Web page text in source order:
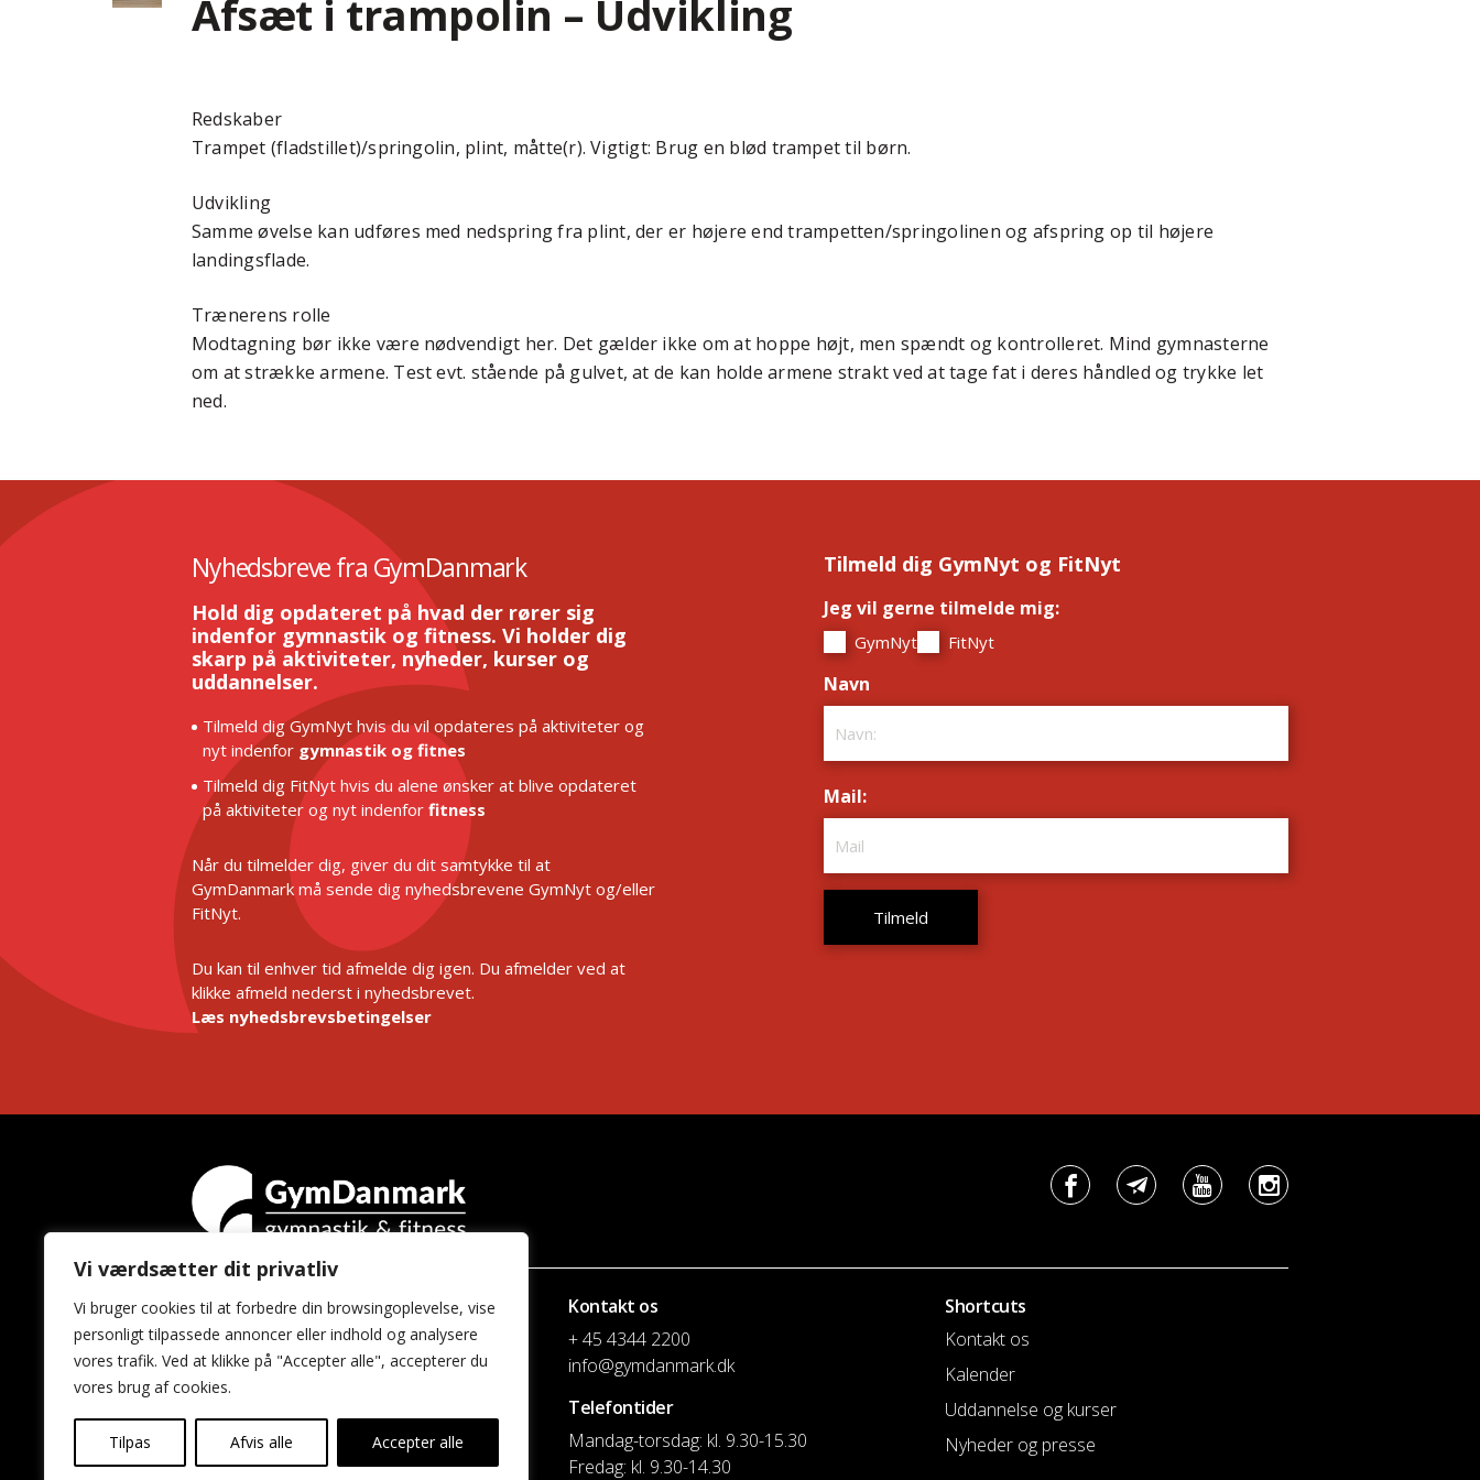
Vi værdsætter dit privatliv
Vi bruger cookies til at forbedre din browsingoplevelse, vise
personligt tilpassede annoncer eller indhold og analysere
vores trafik. Ved at klikke på "Accepter alle", accepterer du
vores brug af cookies.
Tilpas Afvis alle Accepter alle
Afsæt i trampolin – Udvikling
Redskaber
Trampet (fladstillet)/springolin, plint, måtte(r). Vigtigt: Brug en blød trampet til børn.
Udvikling
Samme øvelse kan udføres med nedspring fra plint, der er højere end trampetten/springolinen og afspring op til højere
landingsflade.
Trænerens rolle
Modtagning bør ikke være nødvendigt her. Det gælder ikke om at hoppe højt, men spændt og kontrolleret. Mind gymnasterne
om at strække armene. Test evt. stående på gulvet, at de kan holde armene strakt ved at tage fat i deres håndled og trykke let
ned.
Nyhedsbreve fra GymDanmark
Hold dig opdateret på hvad der rører sig
indenfor gymnastik og fitness. Vi holder dig
skarp på aktiviteter, nyheder, kurser og
uddannelser.
Tilmeld dig GymNyt hvis du vil opdateres på aktiviteter og
nyt indenfor gymnastik og fitnes
Tilmeld dig FitNyt hvis du alene ønsker at blive opdateret
på aktiviteter og nyt indenfor fitness
Når du tilmelder dig, giver du dit samtykke til at
GymDanmark må sende dig nyhedsbrevene GymNyt og/eller
FitNyt.
Du kan til enhver tid afmelde dig igen. Du afmelder ved at
klikke afmeld nederst i nyhedsbrevet.
Læs nyhedsbrevsbetingelser
Tilmeld dig GymNyt og FitNyt
Jeg vil gerne tilmelde mig:
GymNyt FitNyt
Navn
Mail:
GymDanmark
Idrættens Hus
Brøndby Stadion 20
2605 Brøndby
Kontakt os
+ 45 4344 2200
info@gymdanmark.dk
Telefontider
Mandag-torsdag: kl. 9.30-15.30
Fredag: kl. 9.30-14.30
Shortcuts
Kontakt os
Kalender
Uddannelse og kurser
Nyheder og presse